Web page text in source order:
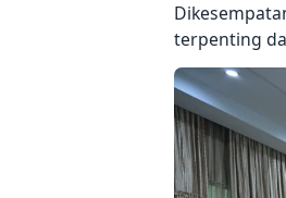
terpenting